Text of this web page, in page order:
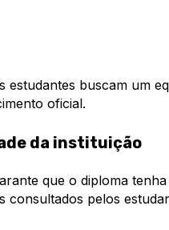
estudantes buscam um
oficial.
da instituição
que o diploma
consultados pelos